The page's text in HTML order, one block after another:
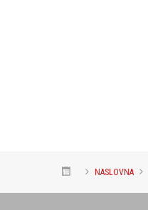
NASLOVNA